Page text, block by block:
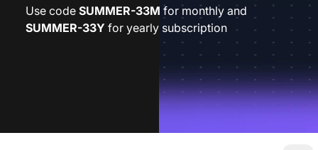
Use code SUMMER-33M for monthly and
SUMMER-33Y for yearly subscription